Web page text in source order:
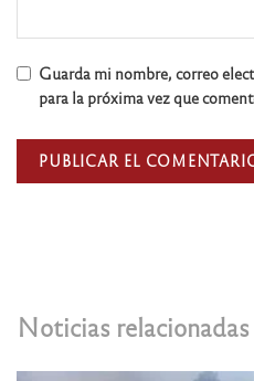
Noticias relacionadas
Guarda mi nombre, correo
para la próxima vez que